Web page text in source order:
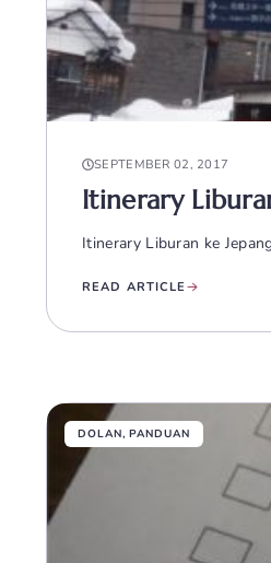
SEPTEMBER 02, 2017
Itinerary
Itinerary Liburan ke
READ ARTICLE
DOLAN, PANDUAN